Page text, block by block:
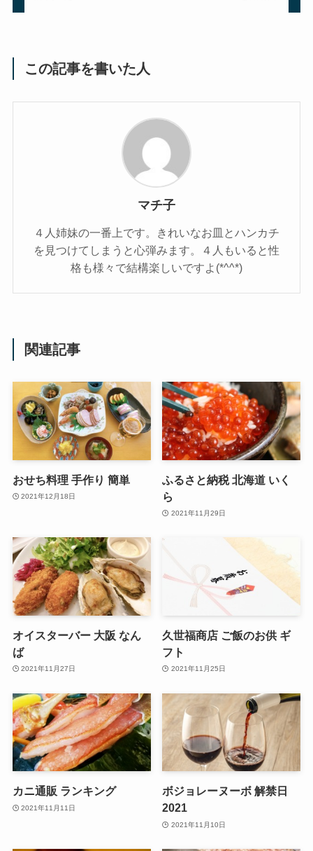
この記事を書いた人
マチ子
４人姉妹の一番上です。きれいなお皿とハンカチ
を見つけてしまうと心弾みます。４人もいると性
格も様々で結構楽しいですよ(*^^*)
関連記事
おせち料理 手作り 簡単
2021年12月18日
ふるさと納税 北海道 いく
ら
2021年11月29日
オイスターバー 大阪 なん
ば
2021年11月27日
久世福商店 ご飯のお供 ギ
フト
2021年11月25日
カニ通販 ランキング
2021年11月11日
ボジョレーヌーボ 解禁日
2021
2021年11月10日